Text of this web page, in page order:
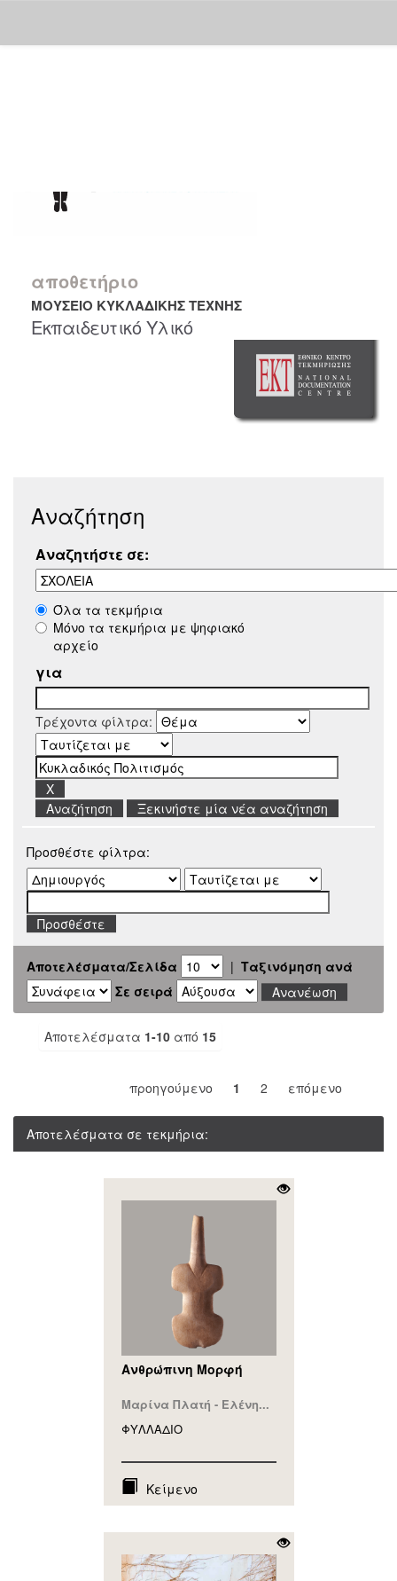
αποθετήριο
ΜΟΥΣΕΙΟ ΚΥΚΛΑΔΙΚΗΣ ΤΕΧΝΗΣ
Εκπαιδευτικό Υλικό
Αναζήτηση
Αναζητήστε σε:
Όλα τα τεκμήρια
Μόνο τα τεκμήρια με ψηφιακό
αρχείο
για
Τρέχοντα φίλτρα:
Ξεκινήστε μία νέα αναζήτηση
Προσθέστε φίλτρα:
Αποτελέσματα/Σελίδα | Ταξινόμηση ανά
Σε σειρά
Αποτελέσματα 1-10 από 15
προηγούμενο 1 2 επόμενο
Αποτελέσματα σε τεκμήρια:
Ανθρώπινη Μορφή
Μαρίνα Πλατή - Ελένη...
ΦΥΛΛAΔΙΟ
Κείμενο